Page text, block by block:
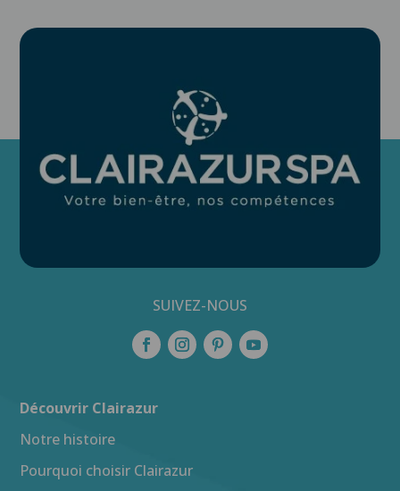
SUIVEZ-NOUS
Découvrir Clairazur
Notre histoire
Pourquoi choisir Clairazur